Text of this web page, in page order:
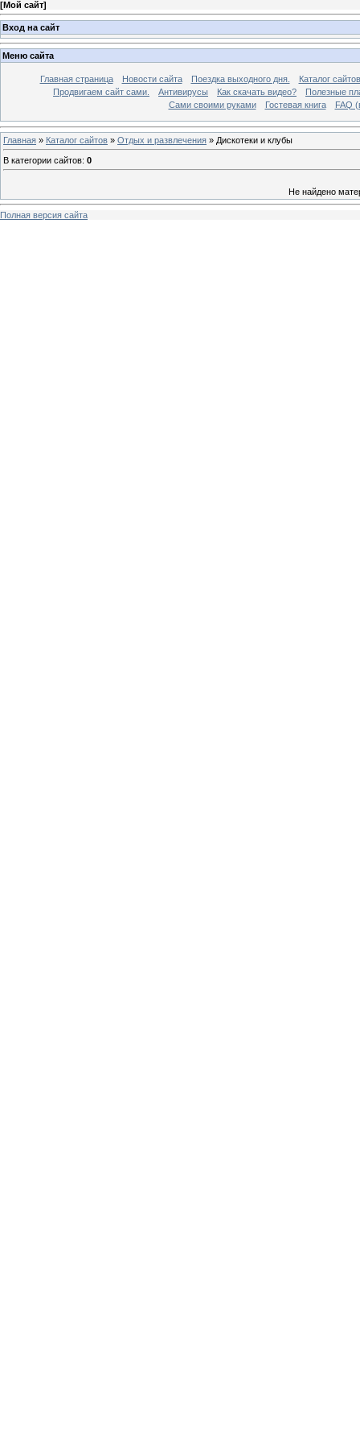
[Мой сайт]
Вход на сайт
Меню сайта
Главная страница Новости сайта Поездка выходного дня.
Каталог сайтов
Продвигаем сайт сами.
Антивирусы Как скачать видео?
Полезные
Сами своими руками
Гостевая книга FAQ
Главная » Каталог сайтов » Отдых и развлечения » Дискотеки и клубы
В категории сайтов: 0
Не найдено
Полная версия сайта